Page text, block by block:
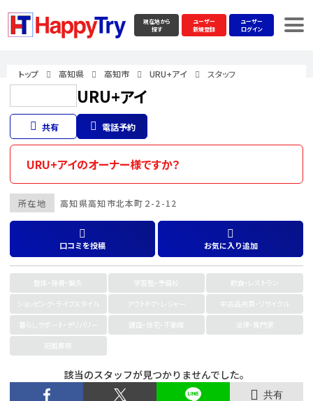
現在地から
探す
ユーザー
新規登録
ユーザー
ログイン
トップ 高知県 高知市 URU+アイ スタッフ
URU+アイ
共有 電話予約
URU+アイのオーナー様ですか？
所在地 高知県高知市北本町２-2-12
口コミを投稿 お気に入り追加
整体・接骨・鍼灸 学習塾・予備校
飲食・レストラン
ショッピング・ライフスタイル
アウトドア・レジャー
中古品売買・リサイクル
暮らしサポート・デリバリー
建設・住宅・不動産
法律・専門家
冠婚葬祭
該当のスタッフが見つかりませんでした。
共有